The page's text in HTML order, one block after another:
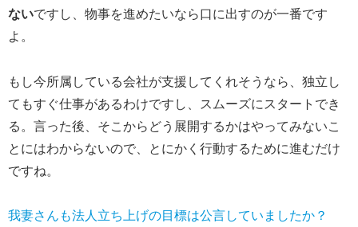
ないですし、物事を進めたいなら口に出すのが一番です
よ。
もし今所属している会社が支援してくれそうなら、独立し
てもすぐ仕事があるわけですし、スムーズにスタートでき
る。言った後、そこからどう展開するかはやってみないこ
とにはわからないので、とにかく行動するために進むだけ
ですね。
我妻さんも法人立ち上げの目標は公言していましたか？